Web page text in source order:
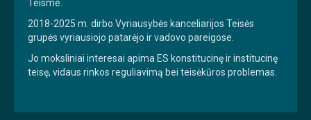
Teisme.
2018-2025 m. dirbo Vyriausybės kanceliarijos Teisės
grupės vyriausiojo patarėjo ir vadovo pareigose.
Jo moksliniai interesai apima ES konstitucinę ir institucinę
teisę, vidaus rinkos reguliavimą bei teisėkūros problemas.